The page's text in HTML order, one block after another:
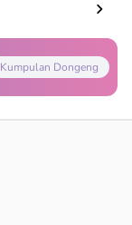
Kumpulan Dongeng